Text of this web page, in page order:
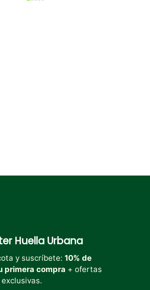
Huella Urbana
y suscríbete: 10% de
primera compra + ofertas
exclusivas.